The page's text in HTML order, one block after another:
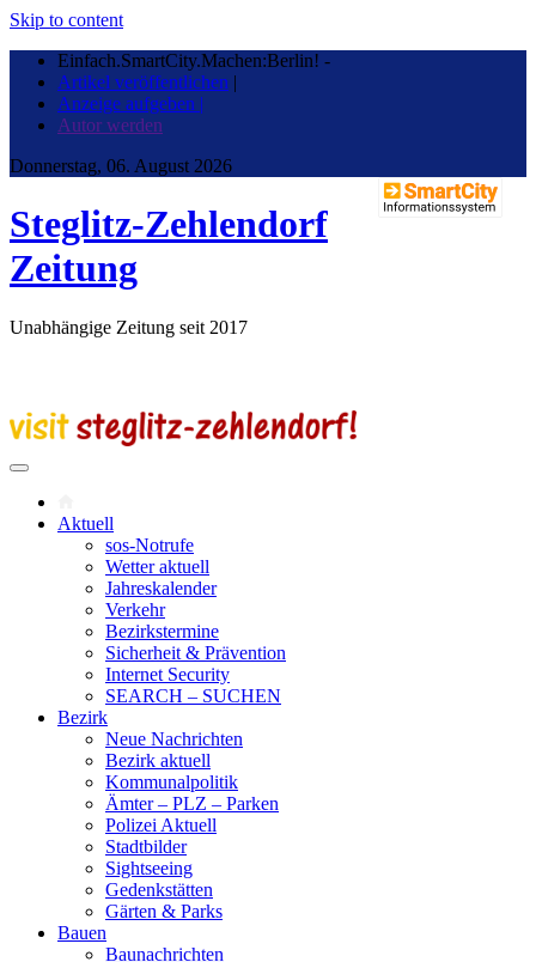
Skip to content
Einfach.SmartCity.Machen:Berlin! -
Artikel veröffentlichen |
Anzeige aufgeben |
Autor werden
Donnerstag, 06. August 2026
Steglitz-Zehlendorf
Zeitung
Unabhängige Zeitung seit 2017
Aktuell
sos-Notrufe
Wetter aktuell
Jahreskalender
Verkehr
Bezirkstermine
Sicherheit & Prävention
Internet Security
SEARCH – SUCHEN
Bezirk
Neue Nachrichten
Bezirk aktuell
Kommunalpolitik
Ämter – PLZ – Parken
Polizei Aktuell
Stadtbilder
Sightseeing
Gedenkstätten
Gärten & Parks
Bauen
Baunachrichten